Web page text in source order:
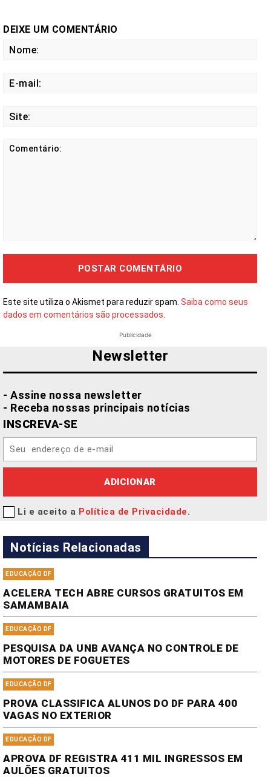
DEIXE UM COMENTÁRIO
Este site utiliza o Akismet para reduzir spam. Saiba como seus
dados em comentários são processados.
Publicidade
Newsletter
- Assine nossa newsletter
- Receba nossas principais notícias
INSCREVA-SE
ADICIONAR
Li e aceito a Política de Privacidade.
Notícias Relacionadas
EDUCAÇÃO DF
ACELERA TECH ABRE CURSOS GRATUITOS EM
SAMAMBAIA
EDUCAÇÃO DF
PESQUISA DA UNB AVANÇA NO CONTROLE DE
MOTORES DE FOGUETES
EDUCAÇÃO DF
PROVA CLASSIFICA ALUNOS DO DF PARA 400
VAGAS NO EXTERIOR
EDUCAÇÃO DF
APROVA DF REGISTRA 411 MIL INGRESSOS EM
AULÕES GRATUITOS